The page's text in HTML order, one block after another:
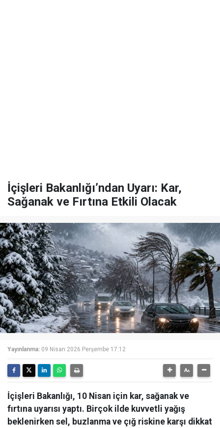
İçişleri Bakanlığı’ndan Uyarı: Kar,
Sağanak ve Fırtına Etkili Olacak
Yayınlanma: 09 Nisan 2026 Perşembe 17:12
İçişleri Bakanlığı, 10 Nisan için kar, sağanak ve
fırtına uyarısı yaptı. Birçok ilde kuvvetli yağış
beklenirken sel, buzlanma ve çığ riskine karşı dikkat